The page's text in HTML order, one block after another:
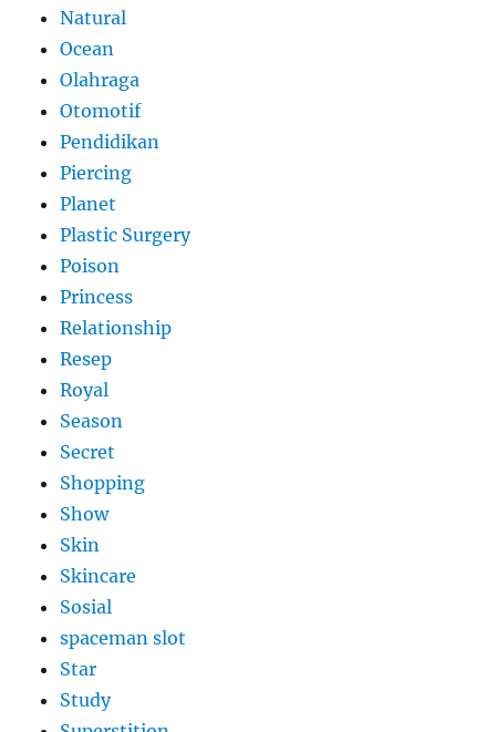
Natural
Ocean
Olahraga
Otomotif
Pendidikan
Piercing
Planet
Plastic Surgery
Poison
Princess
Relationship
Resep
Royal
Season
Secret
Shopping
Show
Skin
Skincare
Sosial
spaceman slot
Star
Study